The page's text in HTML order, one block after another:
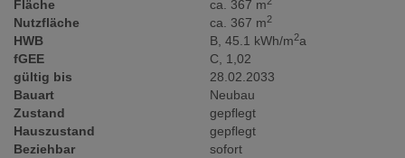
Fläche
ca. 367 m
Nutzfläche ca. 367 m2
HWB B, 45.1 kWh/m2a
fGEE
C, 1,02
gültig bis
28.02.2033
Bauart
Neubau
Zustand
gepflegt
Hauszustand
gepflegt
Beziehbar
sofort